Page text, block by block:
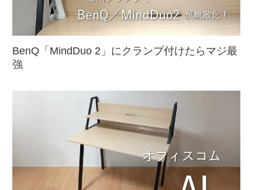
BenQ「MindDuo 2」にクランプ付けたらマジ最
強